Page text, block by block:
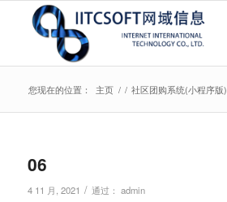
您现在的位置： 主页 / / 社区团购系统(小程序版)
06
4 11 月, 2021 / 通过： admin